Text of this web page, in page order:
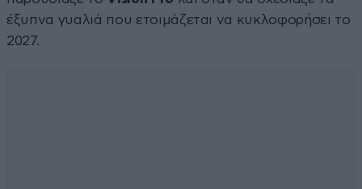
έξυπνα γυαλιά που ετοιμάζεται να κυκλοφορήσει το
2027.